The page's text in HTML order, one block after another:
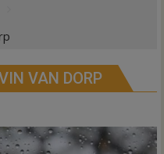
VAN DORP